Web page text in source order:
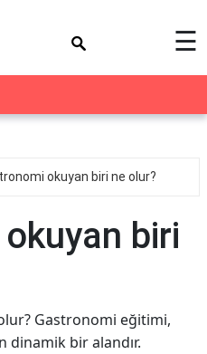
☰
okuyan biri ne olur?
biri
Gastronomi eğitimi,
dinamik bir alandır.